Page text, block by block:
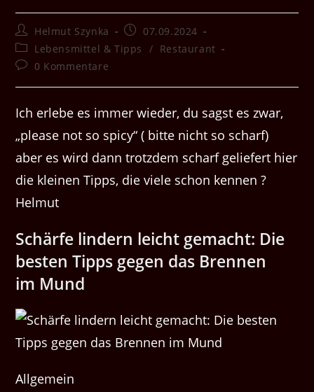
Beitrags-
Autor:
Helmut Szynka
Beitrag
veröffentlicht:
07.09.2024
Beitrags-
Kategorie:
Lebensmittel & Tipps / Restaurant
Beitrags-
0 Kommentare
Ich erlebe es immer wieder, du sagst es zwar,
„please not so spicy“ ( bitte nicht so scharf)
aber es wird dann trotzdem scharf geliefert hier
die kleinen Tipps, die viele schon kennen ?
Helmut
Schärfe lin­dern leicht gemacht: Die
besten Tipps gegen das Bren­nen
im Mund
Allgemein